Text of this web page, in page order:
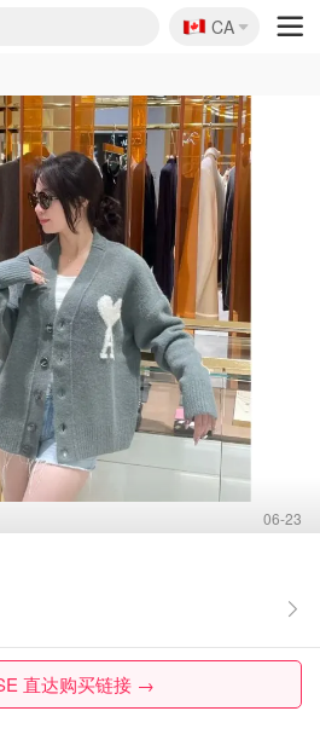
🇨🇦
CA
06-23
直达购买链接 →